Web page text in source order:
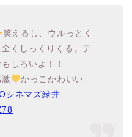
笑えるし、ウルっとく
くしっくりくる。テ
しろいよ！！
かっこかわいい
シネマズ緑井